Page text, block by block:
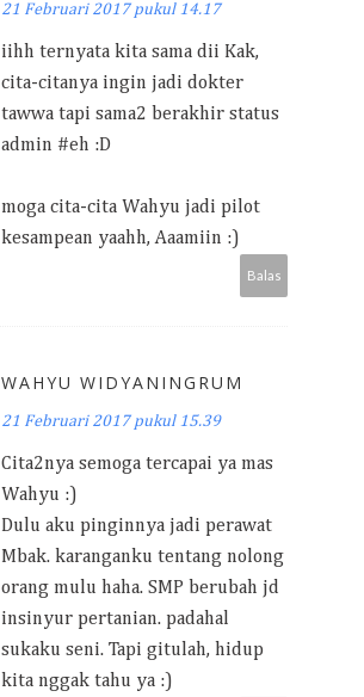
21 Februari 2017 pukul 14.17
iihh ternyata kita sama dii Kak,
cita-citanya ingin jadi dokter
tawwa tapi sama2 berakhir status
admin #eh :D
moga cita-cita Wahyu jadi pilot
kesampean yaahh, Aaamiin :)
Balas
WAHYU WIDYANINGRUM
21 Februari 2017 pukul 15.39
Cita2nya semoga tercapai ya mas
Wahyu :)
Dulu aku pinginnya jadi perawat
Mbak. karanganku tentang nolong
orang mulu haha. SMP berubah jd
insinyur pertanian. padahal
sukaku seni. Tapi gitulah, hidup
kita nggak tahu ya :)